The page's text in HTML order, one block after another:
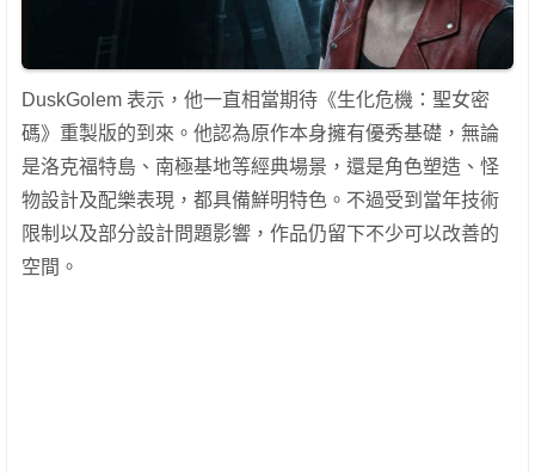
DuskGolem 表示，他一直相當期待《生化危機：聖女密
碼》重製版的到來。他認為原作本身擁有優秀基礎，無論
是洛克福特島、南極基地等經典場景，還是角色塑造、怪
物設計及配樂表現，都具備鮮明特色。不過受到當年技術
限制以及部分設計問題影響，作品仍留下不少可以改善的
空間。